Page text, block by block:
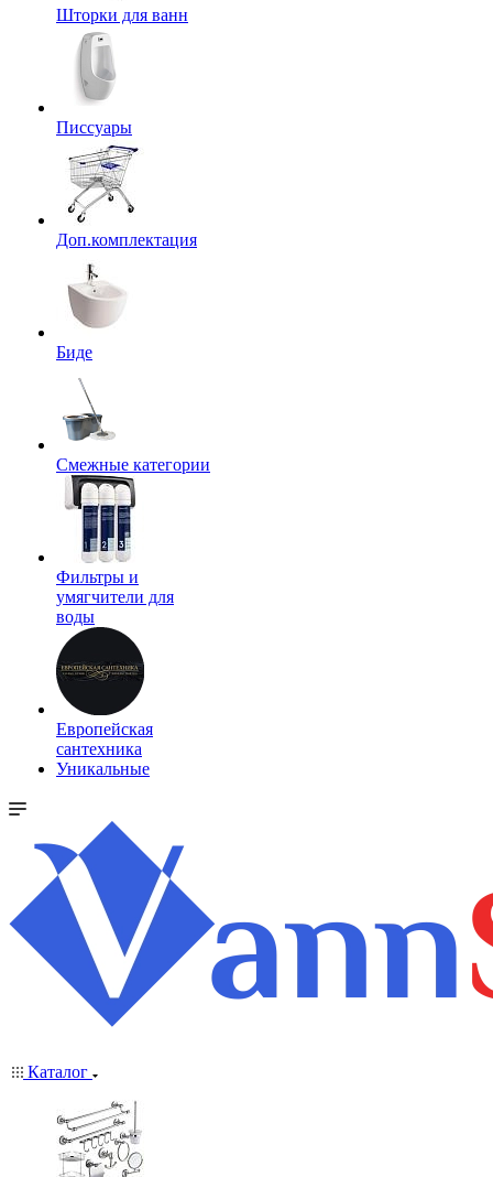
Шторки для ванн
Писсуары
Доп.комплектация
Биде
Смежные категории
Фильтры и
умягчители для
воды
Европейская
сантехника
Уникальные
Каталог